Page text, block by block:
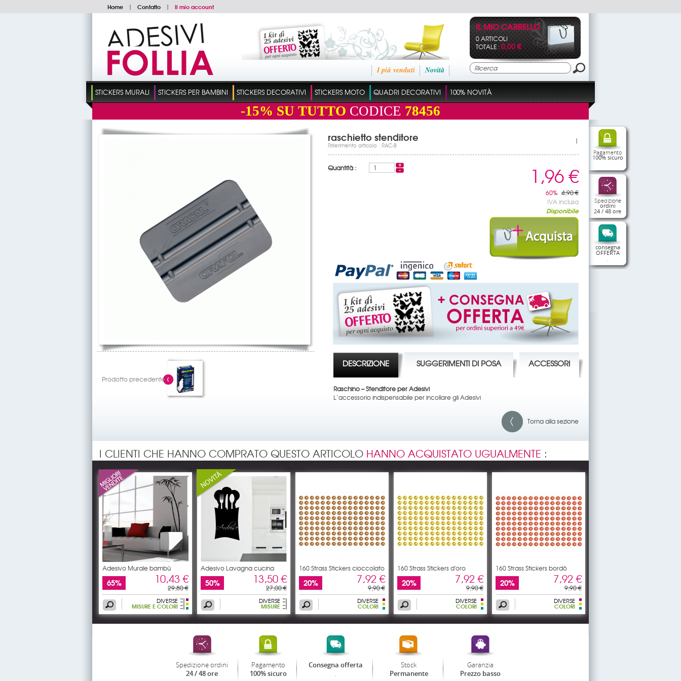
Home | Contatto | Il mio account
Novità
I più venduti
IL MIO CARRELLO
0 ARTICOLI
TOTALE :0,00 €
STICKERS MURALI STICKERS PER BAMBINI STICKERS DECORATIVI STICKERS MOTO QUADRI DECORATIVI 100% NOVITÀ
-15% SU TUTTO CODICE 78456
Pagamento
100% sicuro
Spedizione
ordini
24 / 48 ore
consegna
OFFERTA
Prodotto precedente
raschietto stenditore
Rifierimento articolo : RAC-B
|
Quantità : 1,96 €
60% 4,90 €
IVA inclusa
Disponibile
DESCRIZIONE SUGGERIMENTI DI POSA ACCESSORI
Raschino – Stenditore per Adesivi
L’accessorio indispensabile per incollare gli Adesivi
Torna alla sezione
I CLIENTI CHE HANNO COMPRATO QUESTO ARTICOLO HANNO ACQUISTATO UGUALMENTE :
Adesivo Murale bambù
65% 10,43 €
29,80 €
DIVERSE
MISURE E COLORI
Adesivo Lavagna cucina
posate
50% 13,50 €
27,00 €
DIVERSE
MISURE
160 Strass Stickers cioccolato
20% 7,92 €
9,90 €
DIVERSE
COLORI
160 Strass Stickers d'oro
20% 7,92 €
9,90 €
DIVERSE
COLORI
160 Strass Stickers bordò
20% 7,92 €
9,90 €
DIVERSE
COLORI
Spedizione ordini
24 / 48 ore
Pagamento
100% sicuro
Consegna offerta
.
Stock
Permanente
Garanzia
Prezzo basso